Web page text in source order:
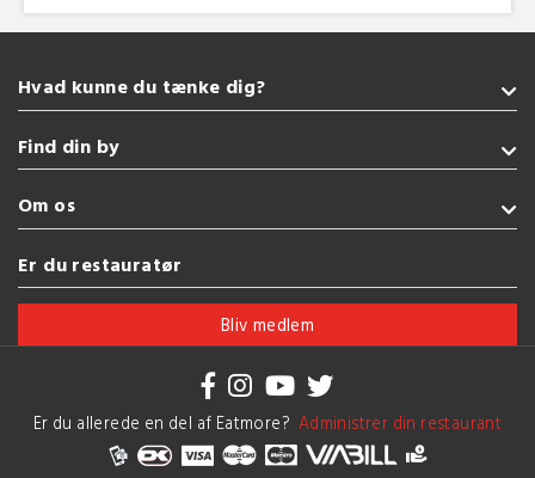
Hvad kunne du tænke dig?
Takeaway
Amerikansk
Indisk
Sushi
Se flere køkkener
Find din by
Sønderborg
Kolding
Esbjerg
Vejle
Om os
Handelsbetingelser
Brug af cookies
Er du restauratør
Bliv medlem
Er du allerede en del af Eatmore? Administrer din restaurant